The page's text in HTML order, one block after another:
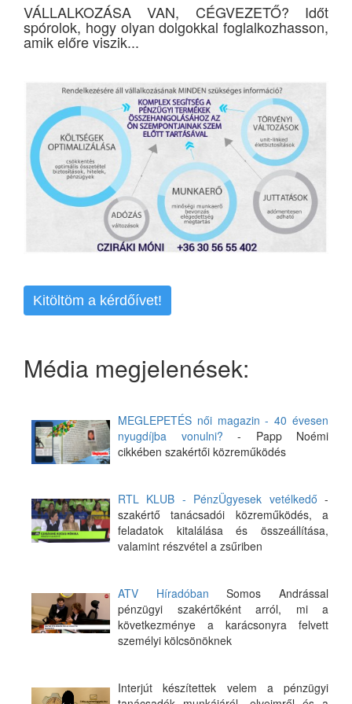
VÁLLALKOZÁSA VAN, CÉGVEZETŐ? Időt
spórolok, hogy olyan dolgokkal foglalkozhasson,
amik előre viszik...
Kitöltöm a kérdőívet!
Média megjelenések:
MEGLEPETÉS női magazin - 40 évesen
nyugdíjba vonulni? - Papp Noémi
cikkében szakértői közreműködés
RTL KLUB - PénzÜgyesek vetélkedő -
szakértő tanácsadói közreműködés, a
feladatok kitalálása és összeállítása,
valamint részvétel a zsűriben
ATV Híradóban Somos Andrással
pénzügyi szakértőként arról, mi a
következménye a karácsonyra felvett
személyi kölcsönöknek
Interjút készítettek velem a pénzügyi